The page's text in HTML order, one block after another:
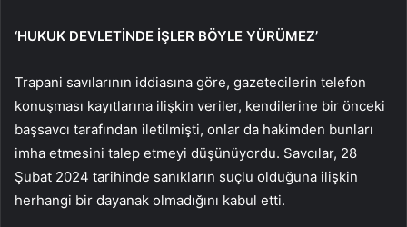
‘HUKUK DEVLETİNDE İŞLER BÖYLE YÜRÜMEZ’
Trapani savılarının iddiasına göre, gazetecilerin telefon
konuşması kayıtlarına ilişkin veriler, kendilerine bir önceki
başsavcı tarafından iletilmişti, onlar da hakimden bunları
imha etmesini talep etmeyi düşünüyordu. Savcılar, 28
Şubat 2024 tarihinde sanıkların suçlu olduğuna ilişkin
herhangi bir dayanak olmadığını kabul etti.